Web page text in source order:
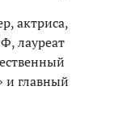
актриса,
лауреат
и главный